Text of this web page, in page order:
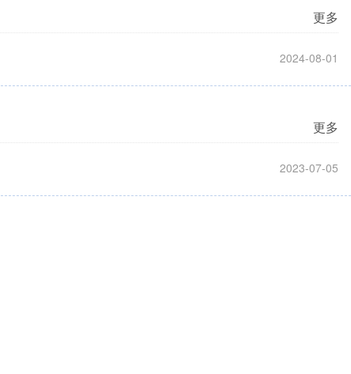
更多
2024-08-01
更多
2023-07-05